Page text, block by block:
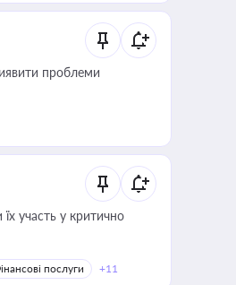
проблеми
участь у критично
послуги +11